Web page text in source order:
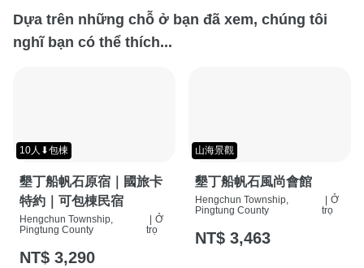
Dựa trên những chỗ ở bạn đã xem, chúng tôi
nghĩ bạn có thể thích...
10人⬇包棟
墾丁船帆石原宿｜國旅卡
特約｜可包棟民宿
Hengchun Township,
Pingtung County
Ở
trọ
NT$ 3,290
山海景觀
墾丁船帆石風尚會館
Hengchun Township,
Pingtung County
Ở
trọ
NT$ 3,463